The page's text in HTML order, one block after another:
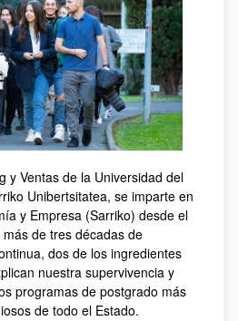
y Ventas de la Universidad del
Unibertsitatea, se imparte en
y Empresa (Sarriko) desde el
de tres décadas de
dos de los ingredientes
nuestra supervivencia y
programas de postgrado más
de todo el Estado.